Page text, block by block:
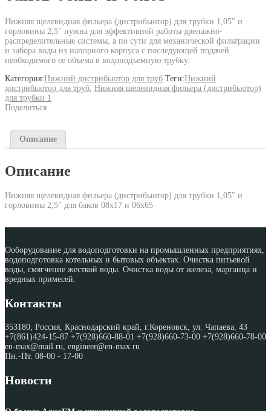
Нижняя щелевидная фильера (дистрибьютор) для трубки 1,05″ и
горловины 2,5″ нужна для эффективной работы дренажно-
распределительные системы, а по сути для механической фильтрации
и забора воды из напорного корпуса с последующей подачей
необходимого ее объема в водоподъемную трубку.
Категория:Нижний дистрибьютор для труб Теги:Нижний
дистрибьютор для труб Нижняя щелевидная фильера (дистрибьютор)
для трубки 1
Поделиться
Описание
Описание
Нижняя щелевидная фильера (дистрибьютор) для трубки 1,05″ и
горловины 2,5″ для баков 08х17 и 06х65
Ооборудование для водоподготовки на промышленных предприятиях,
водоподготовка котельных и бытовых объектах. Очистка питьевой
воды, смягчение жесткой воды. Очистка воды от железа, марганца и
вредных примесей.
Контакты
353180, Россия, Краснодарский край, г.Кореновск, ул. Чапаева, 43
+7(861)424-15-87 +7(928)660-88-01 +7(928)660-73-00 +7(928)660-78-00
en-max@mail.ru, engineer@en-max.ru
Пн.-Пт. 08-00 - 17-00
Новости